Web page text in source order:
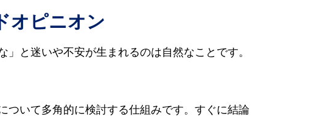
オピニオン
と迷いや不安が生まれるのは自然なことです。
ついて多角的に検討する仕組みです。すぐに結論